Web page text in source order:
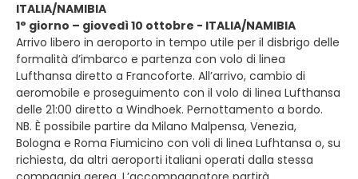
ITALIA/NAMIBIA
1° giorno – giovedì 10 ottobre - ITALIA/NAMIBIA
Arrivo libero in aeroporto in tempo utile per il disbrigo delle
formalità d’imbarco e partenza con volo di linea
Lufthansa diretto a Francoforte. All’arrivo, cambio di
aeromobile e proseguimento con il volo di linea Lufthansa
delle 21:00 diretto a Windhoek. Pernottamento a bordo.
NB. È possibile partire da Milano Malpensa, Venezia,
Bologna e Roma Fiumicino con voli di linea Lufhtansa o, su
richiesta, da altri aeroporti italiani operati dalla stessa